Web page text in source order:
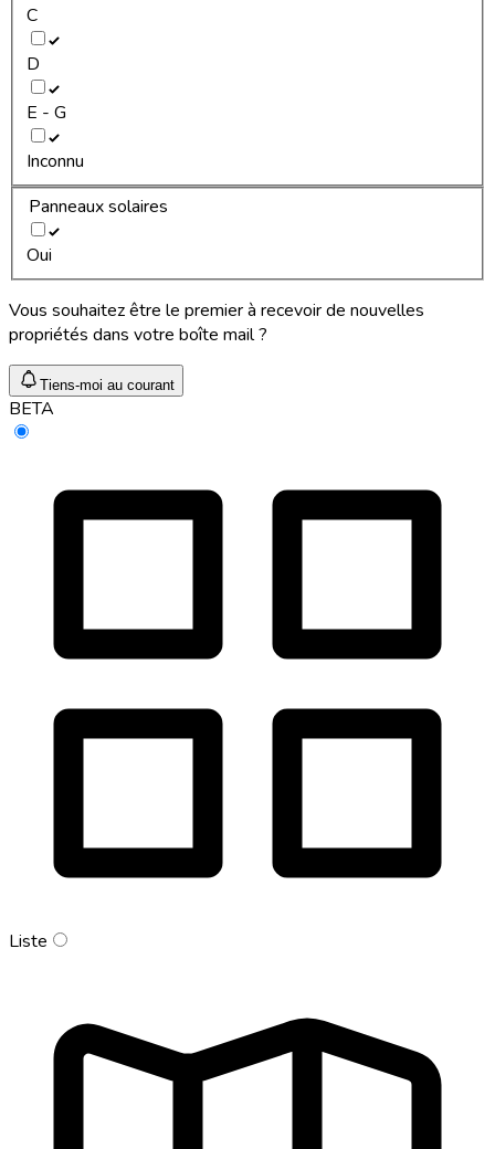
C
D
E - G
Inconnu
Panneaux solaires
Oui
Vous souhaitez être le premier à recevoir de nouvelles
propriétés dans votre boîte mail ?
Tiens-moi au courant
BETA
Liste